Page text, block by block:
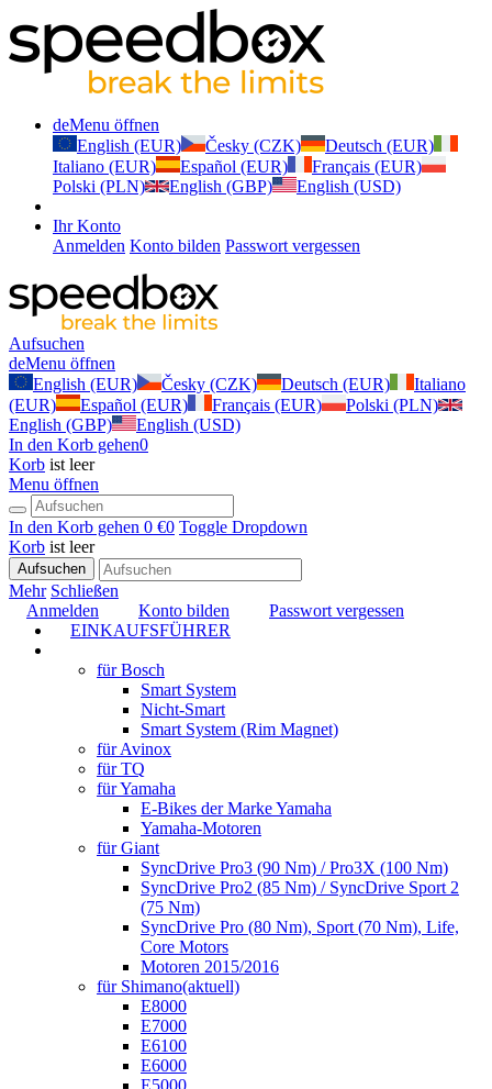
deMenu öffnen
English (EUR)
Česky (CZK)
Deutsch (EUR)
Italiano (EUR)
Español (EUR)
Français (EUR)
Polski (PLN)
English (GBP) English (USD)
Ihr Konto
Anmelden Konto bilden Passwort vergessen
Aufsuchen
deMenu öffnen
English (EUR)
Česky (CZK) Deutsch (EUR)
Italiano
(EUR)
Español (EUR) Français (EUR)
Polski (PLN)
English (GBP)
English (USD)
In den Korb gehen0
Korb ist leer
Menu öffnen
In den Korb gehen 0 €0 Toggle Dropdown
Korb ist leer
Aufsuchen
Mehr Schließen
Anmelden
Konto bilden
Passwort vergessen
EINKAUFSFÜHRER
für Bosch
Smart System
Nicht-Smart
Smart System (Rim Magnet)
für Avinox
für TQ
für Yamaha
E-Bikes der Marke Yamaha
Yamaha-Motoren
für Giant
SyncDrive Pro3 (90 Nm) / Pro3X (100 Nm)
SyncDrive Pro2 (85 Nm) / SyncDrive Sport 2
(75 Nm)
SyncDrive Pro (80 Nm), Sport (70 Nm), Life,
Core Motors
Motoren 2015/2016
für Shimano(aktuell)
E8000
E7000
E6100
E6000
E5000